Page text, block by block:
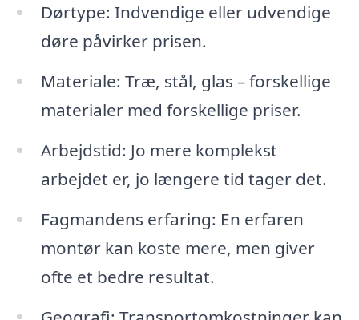
Dørtype: Indvendige eller udvendige
døre påvirker prisen.
Materiale: Træ, stål, glas – forskellige
materialer med forskellige priser.
Arbejdstid: Jo mere komplekst
arbejdet er, jo længere tid tager det.
Fagmandens erfaring: En erfaren
montør kan koste mere, men giver
ofte et bedre resultat.